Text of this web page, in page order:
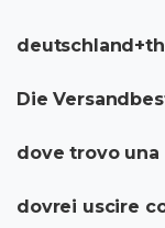
Die
dove trovo una
dovrei uscire